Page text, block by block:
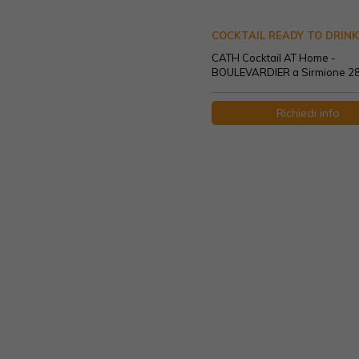
COCKTAIL READY TO DRINK
CATH Cocktail AT Home -
BOULEVARDIER a Sirmione
Richiedi info